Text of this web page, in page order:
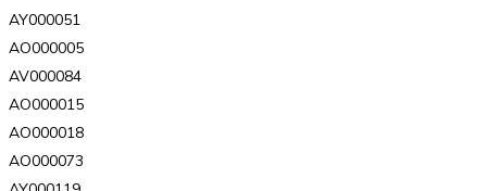
AY000051
AO000005
AV000084
AO000015
AO000018
AO000073